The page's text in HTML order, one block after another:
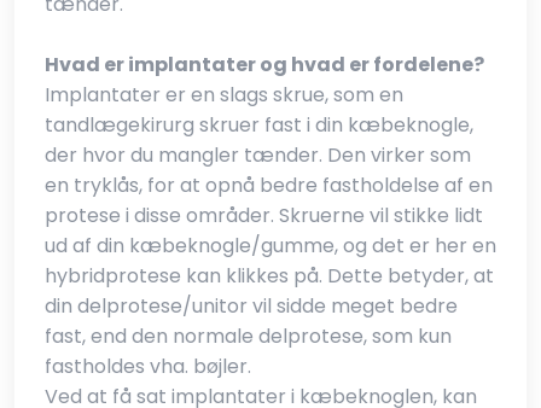
Hvad er implantater og hvad er fordelene?
Implantater er en slags skrue, som en
tandlægekirurg skruer fast i din kæbeknogle,
der hvor du mangler tænder. Den virker som
en tryklås, for at opnå bedre fastholdelse af en
protese i disse områder. Skruerne vil stikke lidt
ud af din kæbeknogle/gumme, og det er her en
hybridprotese kan klikkes på. Dette betyder, at
din delprotese/unitor vil sidde meget bedre
fast, end den normale delprotese, som kun
fastholdes vha. bøjler.
Ved at få sat implantater i kæbeknoglen, kan